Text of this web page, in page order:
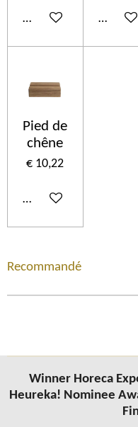
In winkelwagenIn
Pied de
chêne
€ 10,22
In winkelwagen
Recommandé
Winner Horeca
Heureka! Nominee